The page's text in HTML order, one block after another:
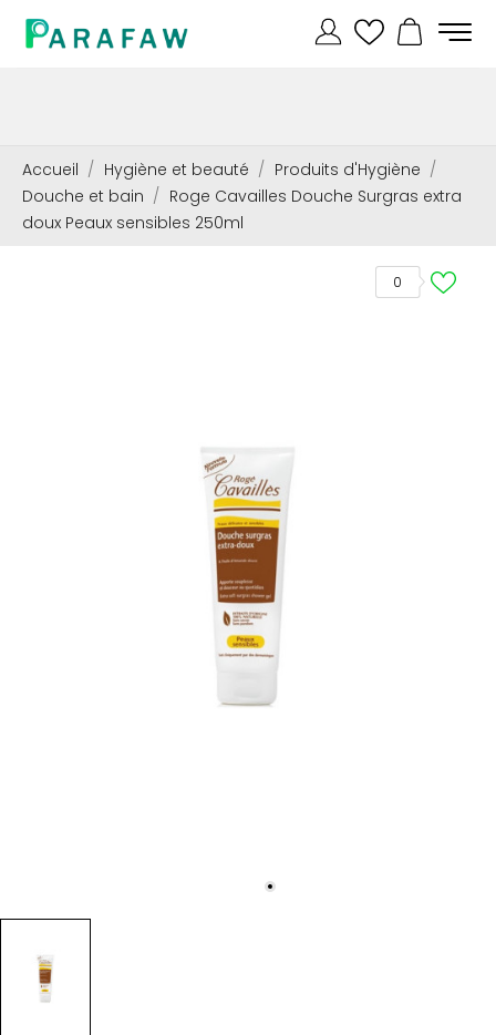
Accueil Hygiène et beauté
Produits d'Hygiène
Douche et bain
Roge Cavailles Douche Surgras extra
doux Peaux sensibles 250ml
0